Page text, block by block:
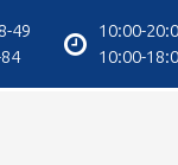
49
10:00-
10:00-